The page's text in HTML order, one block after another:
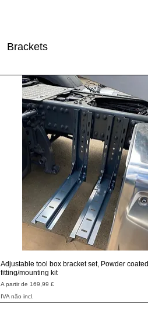
Brackets
Visualização rápida
Adjustable tool box bracket set, Powder
fitting/mounting kit
A partir de 169,99 £
Preço promocional
IVA não incl.